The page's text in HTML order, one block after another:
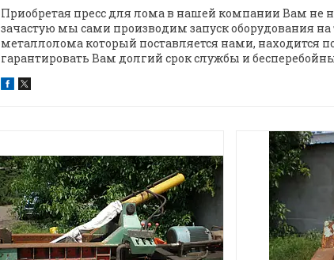
Приобретая пресс для лома в нашей компании Вам не
зачастую мы сами производим запуск оборудования
металлолома который поставляется нами,
гарантировать Вам долгий срок службы и